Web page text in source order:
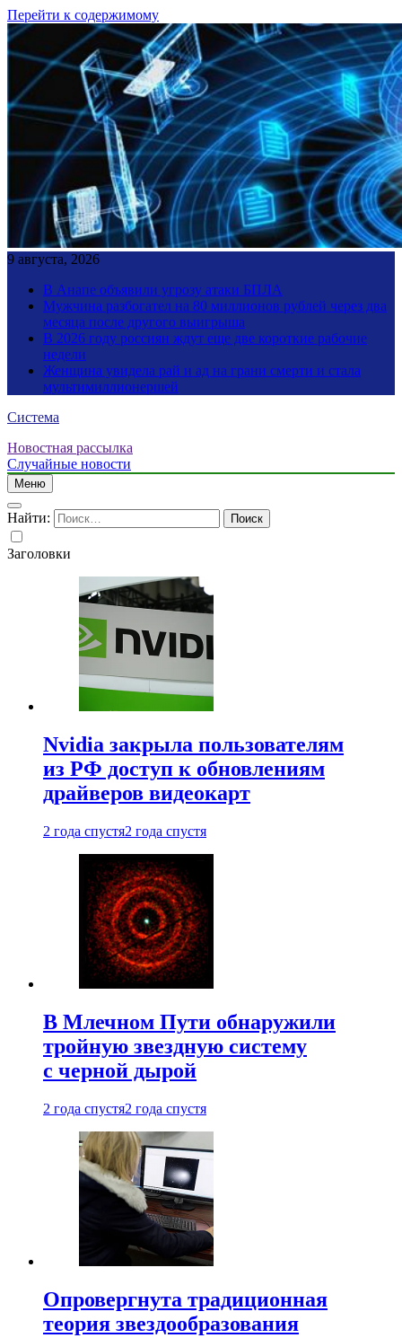
Перейти к содержимому
9 августа, 2026
В Анапе объявили угрозу атаки БПЛА
Мужчина разбогател на 80 миллионов рублей через два
месяца после другого выигрыша
В 2026 году россиян ждут еще две короткие рабочие
недели
Женщина увидела рай и ад на грани смерти и стала
мультимиллионершей
Система
Новостная рассылка
Случайные новости
Меню
Найти:
Заголовки
Nvidia закрыла пользователям
из РФ доступ к обновлениям
драйверов видеокарт
2 года спустя2 года спустя
В Млечном Пути обнаружили
тройную звездную систему
с черной дырой
2 года спустя2 года спустя
Опровергнута традиционная
теория звездообразования